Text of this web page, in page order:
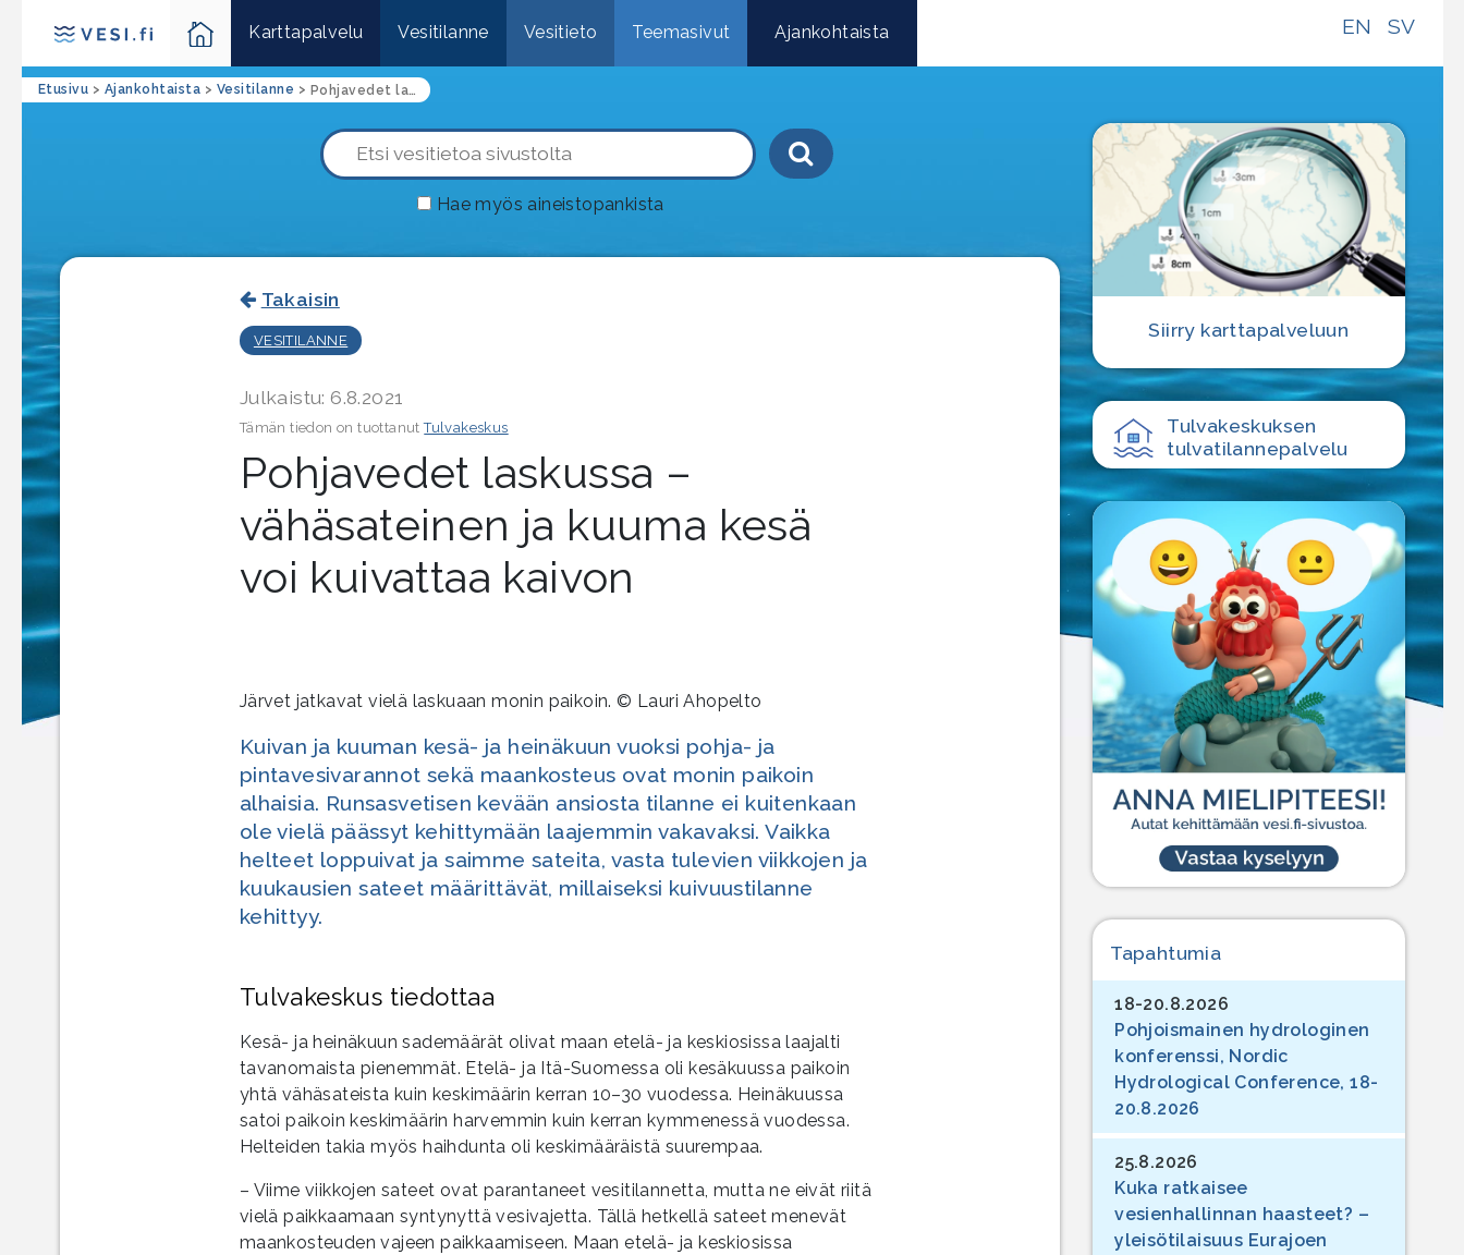
SV
EN
Karttapalvelu Vesitilanne Vesitieto Teemasivut Ajankohtaista
Etusivu > Ajankohtaista > Vesitilanne > Pohjavedet laskussa – vähäsateinen ja kuuma kesä voi kuivattaa kaivon
Haku-painike
Hae myös aineistopankista
Takaisin
VESITILANNE
Julkaistu: 6.8.2021
Tämän tiedon on tuottanutTulvakeskus
Pohjavedet laskussa –
vähäsateinen ja kuuma kesä
voi kuivattaa kaivon
Järvet jatkavat vielä laskuaan monin paikoin. © Lauri Ahopelto
Kuivan ja kuuman kesä- ja heinäkuun vuoksi pohja- ja
pintavesivarannot sekä maankosteus ovat monin paikoin
alhaisia. Runsasvetisen kevään ansiosta tilanne ei kuitenkaan
ole vielä päässyt kehittymään laajemmin vakavaksi. Vaikka
helteet loppuivat ja saimme sateita, vasta tulevien viikkojen ja
kuukausien sateet määrittävät, millaiseksi kuivuustilanne
kehittyy.
Tulvakeskus tiedottaa
Kesä- ja heinäkuun sademäärät olivat maan etelä- ja keskiosissa laajalti
tavanomaista pienemmät. Etelä- ja Itä-Suomessa oli kesäkuussa paikoin
yhtä vähäsateista kuin keskimäärin kerran 10–30 vuodessa. Heinäkuussa
satoi paikoin keskimäärin harvemmin kuin kerran kymmenessä vuodessa.
Helteiden takia myös haihdunta oli keskimääräistä suurempaa.
– Viime viikkojen sateet ovat parantaneet vesitilannetta, mutta ne eivät riitä
vielä paikkaamaan syntynyttä vesivajetta. Tällä hetkellä sateet menevät
maankosteuden vajeen paikkaamiseen. Maan etelä- ja keskiosissa
Siirry karttapalveluun
Tulvakeskuksen
tulvatilanne­palvelu
Tapahtumia
18-20.8.2026
Pohjoismainen hydrologinen
konferenssi, Nordic
Hydrological Conference, 18-
20.8.2026
25.8.2026
Kuka ratkaisee
vesienhallinnan haasteet? –
yleisötilaisuus Eurajoen